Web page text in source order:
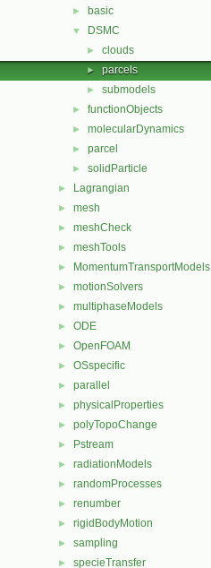
► basic
▼ DSMC
► clouds
► parcels
► submodels
► functionObjects
► molecularDynamics
► parcel
► solidParticle
► Lagrangian
► mesh
► meshCheck
► meshTools
► MomentumTransportModels
► motionSolvers
► multiphaseModels
► ODE
► OpenFOAM
► OSspecific
► parallel
► physicalProperties
► polyTopoChange
► Pstream
► radiationModels
► randomProcesses
► renumber
► rigidBodyMotion
► sampling
► specieTransfer